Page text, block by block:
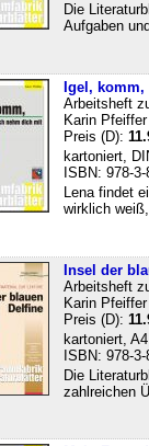
Die
Aufgaben
Igel,
Arbeitsheft
Karin Pfeiffer
Preis (D):
kartoniert,
ISBN: 978-
Lena findet
wirklich
Insel der
Arbeitsheft
Karin Pfeiffer
Preis (D):
kartoniert,
ISBN: 978-
Die
zahlreichen